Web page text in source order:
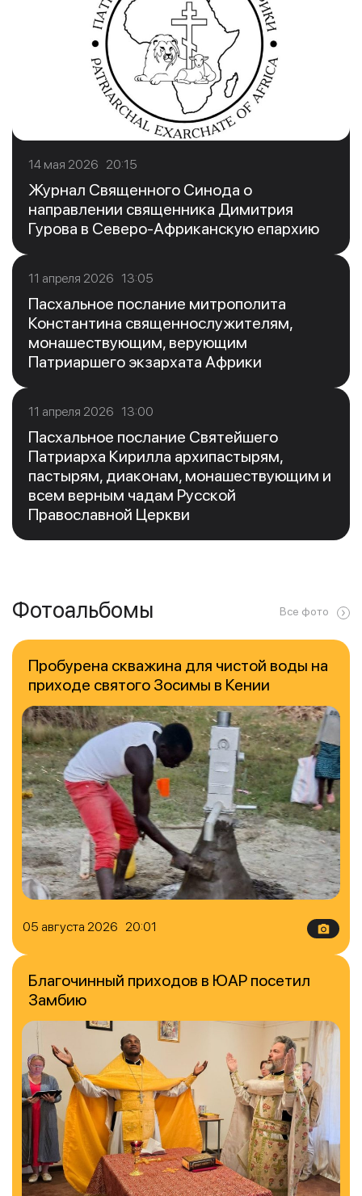
14 мая 2026 20:15
Журнал Священного Синода о
направлении священника Димитрия
Гурова в Северо-Африканскую епархию
11 апреля 2026 13:05
Пасхальное послание митрополита
Константина священнослужителям,
монашествующим, верующим
Патриаршего экзархата Африки
11 апреля 2026 13:00
Пасхальное послание Святейшего
Патриарха Кирилла архипастырям,
пастырям, диаконам, монашествующим и
всем верным чадам Русской
Православной Церкви
Фотоальбомы Все фото
05 августа 2026 20:01
Пробурена скважина для чистой воды на
приходе святого Зосимы в Кении
Благочинный приходов в ЮАР посетил
Замбию